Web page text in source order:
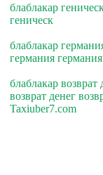
блаблакар
геническ
блаблакар
германия германия
блаблакар возврат
возврат денег
Taxiuber7.com